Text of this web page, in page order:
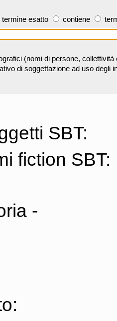
termine esatto contiene
(nomi di persone,
di soggettazione ad uso degli
SBT:
fiction SBT:
-